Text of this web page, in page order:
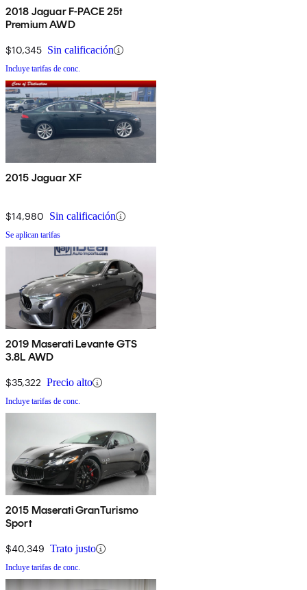
2018 Jaguar F-PACE 25t
Premium AWD
$10,345 Sin calificación
Incluye tarifas de conc.
2015 Jaguar XF
$14,980 Sin calificación
Se aplican tarifas
2019 Maserati Levante GTS
3.8L AWD
$35,322 Precio alto
Incluye tarifas de conc.
2015 Maserati GranTurismo
Sport
$40,349 Trato justo
Incluye tarifas de conc.